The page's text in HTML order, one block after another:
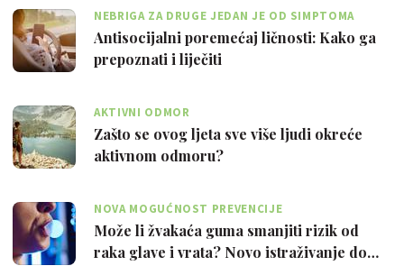
NEBRIGA ZA DRUGE JEDAN JE OD SIMPTOMA
Antisocijalni poremećaj ličnosti: Kako ga
prepoznati i liječiti
AKTIVNI ODMOR
Zašto se ovog ljeta sve više ljudi okreće
aktivnom odmoru?
NOVA MOGUĆNOST PREVENCIJE
Može li žvakaća guma smanjiti rizik od
raka glave i vrata? Novo istraživanje do…